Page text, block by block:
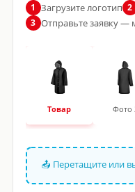
1 Загрузите логотип 2
3 Отправьте заявку —
Товар Фото
📤 Перетащите или